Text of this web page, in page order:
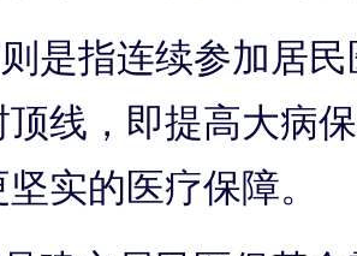
则是指连续参加居
线，即提高大病
实的医疗保障。